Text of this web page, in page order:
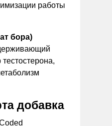
работы
бора)
добавка